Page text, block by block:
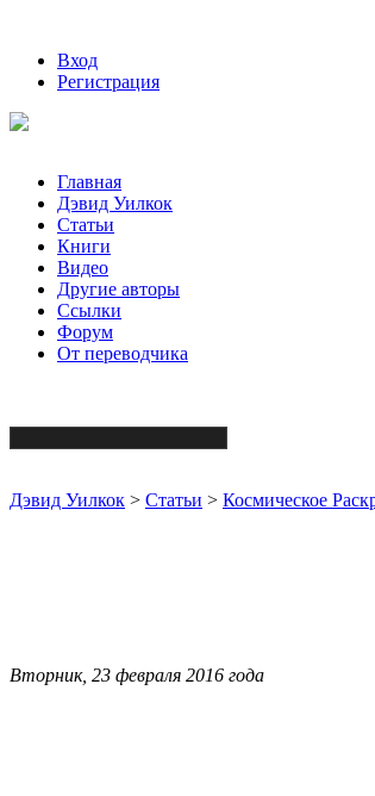
Вход
Регистрация
Главная
Дэвид Уилкок
Статьи
Книги
Видео
Другие авторы
Ссылки
Форум
От переводчика
Дэвид Уилкок > Статьи > Космическое
Вторник, 23 февраля 2016 года